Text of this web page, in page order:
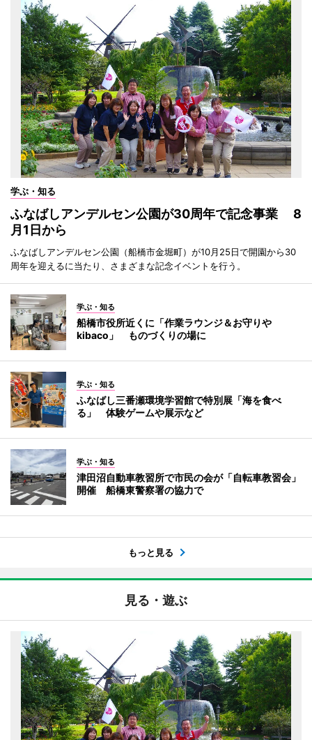
学ぶ・知る
ふなばしアンデルセン公園が30周年で記念事業 8
月1日から
ふなばしアンデルセン公園（船橋市金堀町）が10月25日で開園から30
周年を迎えるに当たり、さまざまな記念イベントを行う。
学ぶ・知る
船橋市役所近くに「作業ラウンジ＆お守りや
kibaco」 ものづくりの場に
学ぶ・知る
ふなばし三番瀬環境学習館で特別展「海を食べ
る」 体験ゲームや展示など
学ぶ・知る
津田沼自動車教習所で市民の会が「自転車教習会」
開催 船橋東警察署の協力で
もっと見る
見る・遊ぶ